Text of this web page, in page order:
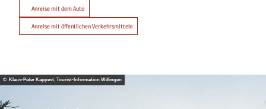
Anreise mit dem Auto
Anreise mit öffentlichen Verkehrsmitteln
© Klaus-Peter Kappest, Tourist-Information Willingen